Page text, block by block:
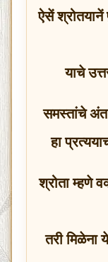
ऐसें
याचे
समस्तांचे
हा
श्रोता म्हणे
तरी मिळेना